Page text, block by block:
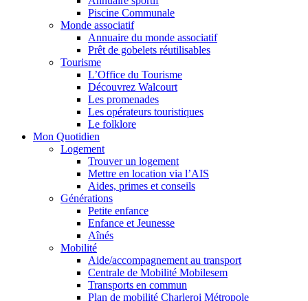
Piscine Communale
Monde associatif
Annuaire du monde associatif
Prêt de gobelets réutilisables
Tourisme
L’Office du Tourisme
Découvrez Walcourt
Les promenades
Les opérateurs touristiques
Le folklore
Mon Quotidien
Logement
Trouver un logement
Mettre en location via l’AIS
Aides, primes et conseils
Générations
Petite enfance
Enfance et Jeunesse
Aînés
Mobilité
Aide/accompagnement au transport
Centrale de Mobilité Mobilesem
Transports en commun
Plan de mobilité Charleroi Métropole